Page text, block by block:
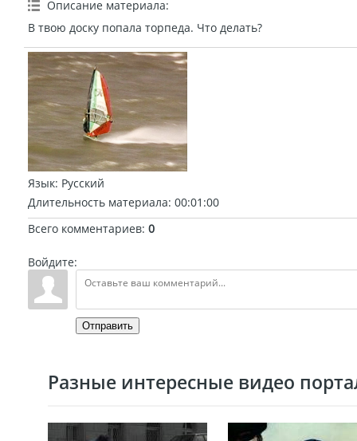
Описание материала:
В твою доску попала торпеда. Что делать?
Язык: Русский
Длительность материала: 00:01:00
Всего комментариев: 0
Войдите:
Отправить
Разные интересные видео